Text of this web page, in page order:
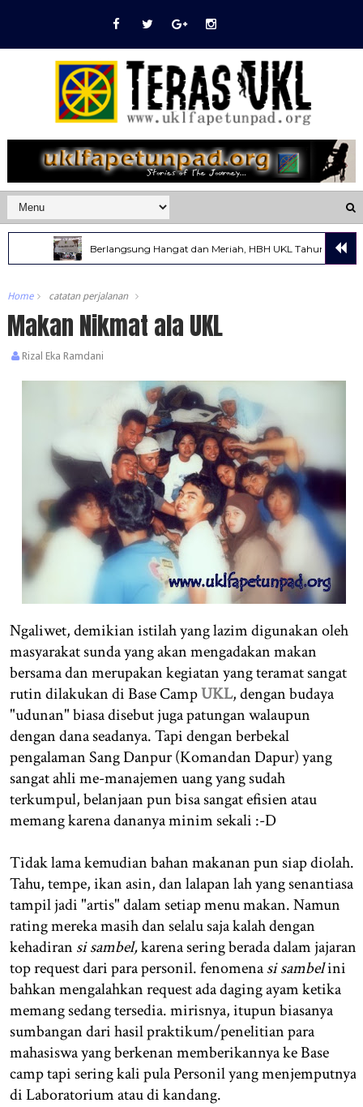
Berlangsung Hangat dan Meriah, HBH UKL Tahun 2022
Home catatan perjalanan
Makan Nikmat ala UKL
Rizal Eka Ramdani
Ngaliwet, demikian istilah yang lazim digunakan oleh
masyarakat sunda yang akan mengadakan makan
bersama dan merupakan kegiatan yang teramat sangat
rutin dilakukan di Base CampUKL, dengan budaya
"udunan" biasa disebut juga patungan walaupun
dengan dana seadanya. Tapi dengan berbekal
pengalaman Sang Danpur (Komandan Dapur) yang
sangat ahli me-manajemen uang yang sudah
terkumpul, belanjaan pun bisa sangat efisien atau
memang karena dananya minim sekali :-D
Tidak lama kemudian bahan makanan pun siap diolah.
Tahu, tempe, ikan asin, dan lalapan lah yang senantiasa
tampil jadi "artis" dalam setiap menu makan. Namun
rating mereka masih dan selalu saja kalah dengan
kehadiran si sambel,karena sering berada dalam jajaran
top request dari para personil. fenomenasi sambelini
bahkan mengalahkan request ada daging ayam ketika
memang sedang tersedia. mirisnya, itupun biasanya
sumbangan dari hasil praktikum/penelitian para
mahasiswa yang berkenan memberikannya ke Base
camp tapi sering kali pula Personil yang menjemputnya
di Laboratorium atau di kandang.